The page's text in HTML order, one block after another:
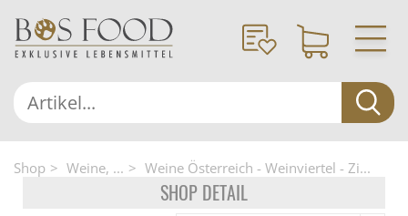
Shop Weine, ... Weine Österreich - Weinviertel - Zi...
SHOP DETAIL